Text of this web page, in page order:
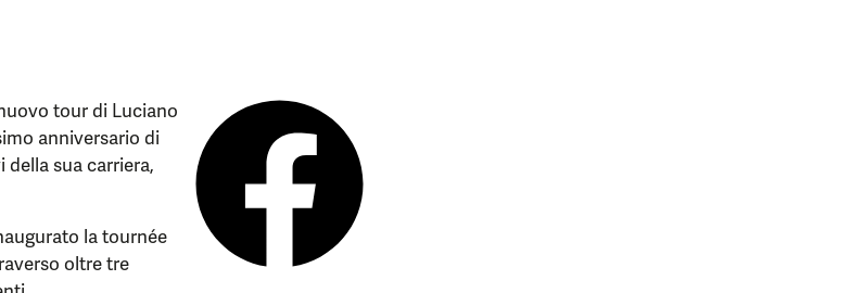
tour di Luciano
anniversario di
sua carriera,
la tournée
oltre tre